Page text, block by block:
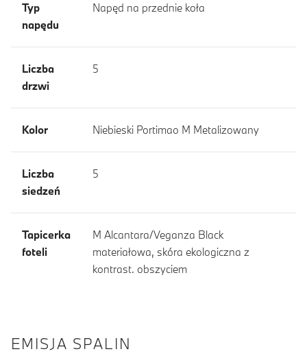
Typ
napędu
Napęd na przednie koła
Liczba
drzwi
5
Kolor Niebieski Portimao M Metalizowany
Liczba
siedzeń
5
Tapicerka
foteli
M Alcantara/Veganza Black
materiałowa, skóra ekologiczna z
kontrast. obszyciem
EMISJA SPALIN